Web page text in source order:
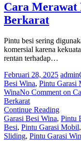
Cara Merawat
Berkarat
Pintu besi sering
komersial karena
rentan terhadap…
Februari 28, 2025 admin
Besi Wina, Pintu Garasi
WinaNo Comment on
Berkarat
Continue Reading
Garasi Besi Wina, Pintu
Besi, Pintu Garasi Mobil,
Sliding, Pintu Garasi